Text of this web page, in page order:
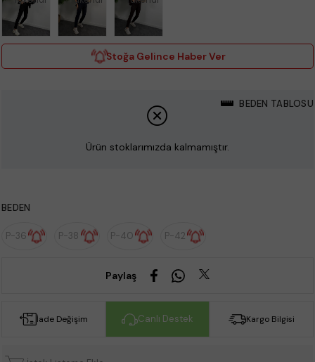
Stoğa Gelince Haber Ver
BEDEN TABLOSU
Ürün stoklarımızda kalmamıştır.
BEDEN
P-36 P-38 P-40 P-42
Paylaş
İade Değişim Canlı Destek Kargo Bilgisi